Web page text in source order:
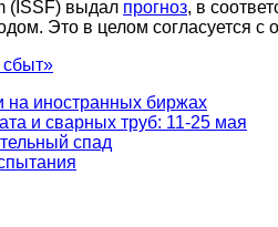
(ISSF) выдал прогноз, в
Это в целом согласуется с
на иностранных биржах
и сварных труб: 11-25 мая
спад